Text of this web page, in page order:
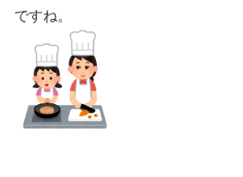
ですね。